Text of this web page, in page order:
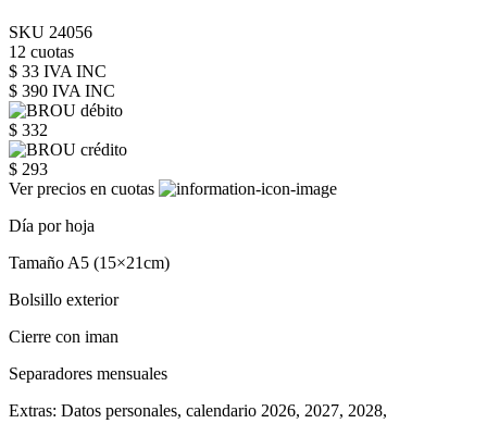
SKU 24056
12 cuotas
$ 33 IVA INC
$ 390 IVA INC
$ 332
$ 293
Ver precios en cuotas
Día por hoja
Tamaño A5 (15×21cm)
Bolsillo exterior
Cierre con iman
Separadores mensuales
Extras: Datos personales, calendario 2026, 2027, 2028,